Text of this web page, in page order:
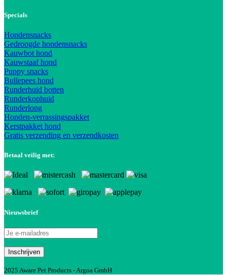
Specials
Hondensnacks
Gedroogde hondensnacks
Kauwbot hond
Kauwstaaf hond
Puppy snacks
Bullepees hond
Runderhuid botten
Runderkophuid
Runderlong
Honden-verrassingspakket
Kerstpakket hond
Gratis verzending en verzendkosten
Betaal veilig met:
Nieuwsbrief
2025 Aware Pet Products - Argoa GmbH